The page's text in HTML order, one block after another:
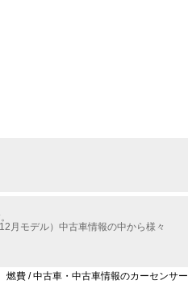
月モデル）中古車情報の中から様々
費 / 中古車・中古車情報のカーセンサー